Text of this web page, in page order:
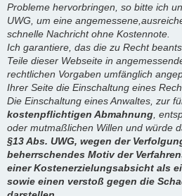
Probleme hervorbringen, so bitte ich
UWG, um eine
schnelle Nachricht ohne Kostennote.
Ich garantiere, das die zu Recht
Teile dieser Webseite in
rechtlichen Vorgaben umfänglich
Ihrer Seite die Einschaltung eines
Die Einschaltung eines Anwaltes, zur
kostenpflichtigen Abmahnung ,
oder mutmaßlichen Willen und würde
§13 Abs. UWG, wegen der
beherrschendes Motiv der
einer Kostenerzielungsabsicht als
sowie einen verstoß gegen die